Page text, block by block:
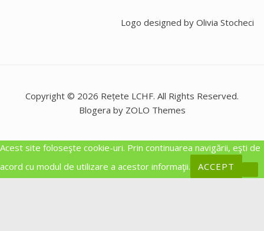
Logo designed by Olivia Stocheci
Copyright © 2026 Rețete LCHF. All Rights Reserved.
Blogera by ZOLO Themes
Acest site foloseşte cookie-uri. Prin continuarea navigării, eşti de
acord cu modul de utilizare a acestor informaţii.
ACCEPT